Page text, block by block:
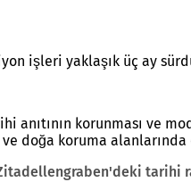
işleri yaklaşık üç ay
anıtının korunması ve
doğa koruma
Zitadellengraben'deki tarihi